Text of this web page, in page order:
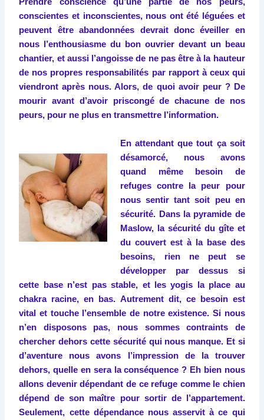
Prendre conscience qu’une partie de nos peurs,
conscientes et inconscientes, nous ont été léguées et
peuvent être abandonnées devrait donc éveiller en
nous l’enthousiasme du bon ouvrier devant un beau
chantier, et aussi l’angoisse de ne pas être à la hauteur
de nos propres responsabilités par rapport à ceux qui
viendront après nous. Alors, de quoi avoir peur ? De
mourir avant d’avoir priscongé de chacune de nos
peurs, pour ne plus en transmettre l’information.
En attendant que tout ça soit
désamorcé, nous avons
quand même besoin de
refuges contre la peur pour
nous sentir tant soit peu en
sécurité. Dans la pyramide de
Maslow, la sécurité du gîte et
du couvert est à la base des
besoins, rien ne peut se
développer par dessus si
cette base n’est pas stable, et les yogis la place au
chakra racine, en bas. Autrement dit, ce besoin est
vital et touche l’ensemble de notre existence. Si nous
n’en disposons pas, nous sommes contraints de
chercher dehors cette sécurité qui nous manque. Et si
d’aventure nous avons l’impression de la trouver
dehors, quelle en sera la conséquence ? Eh bien nous
allons devenir dépendant de ce refuge comme le chien
dépend de son maître pour sortir de l’appartement.
Seulement, cette dépendance nous asservit à ce qui